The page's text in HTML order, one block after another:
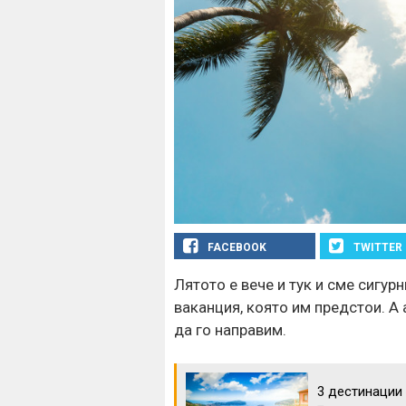
FACEBOOK TWITTER
Лятото е вече и тук и сме
ваканция, която им предстои.
да го направим.
3